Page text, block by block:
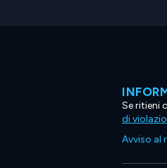
Se ritieni
di
Avviso al